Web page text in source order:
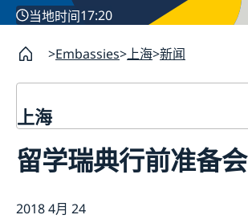
当地时间17:20
Embassies 上海 新闻
上海
签证和居留许可
签证申请
申请居留许可
瑞典护照
关于总领事馆
留学瑞典行前准备会
2018 4月 24